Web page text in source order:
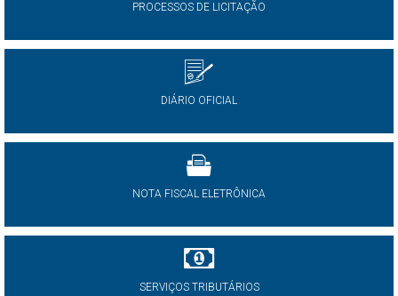
PROCESSOS DE LICITAÇÃO
DIÁRIO OFICIAL
NOTA FISCAL ELETRÔNICA
SERVIÇOS TRIBUTÁRIOS